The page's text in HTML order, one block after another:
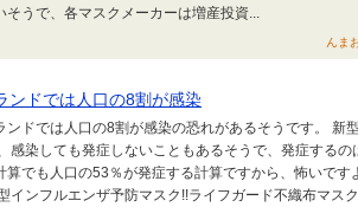
そうで、各マスクメーカーは増産投資...
んま
ンドでは人口の8割が感染
ンドでは人口の8割が感染の恐れがあるそうです。 新
感染しても発症しないこともあるそうで、発症するの
算でも人口の53％が発症する計算ですから、怖いです
インフルエンザ予防マスク!!ライフガード不織布マス